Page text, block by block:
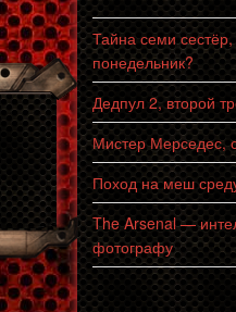
Тайна семи сестёр,
понедельник?
Дедпул 2, второй
Мистер Мерседес,
Поход на меш
The Arsenal —
фотографу